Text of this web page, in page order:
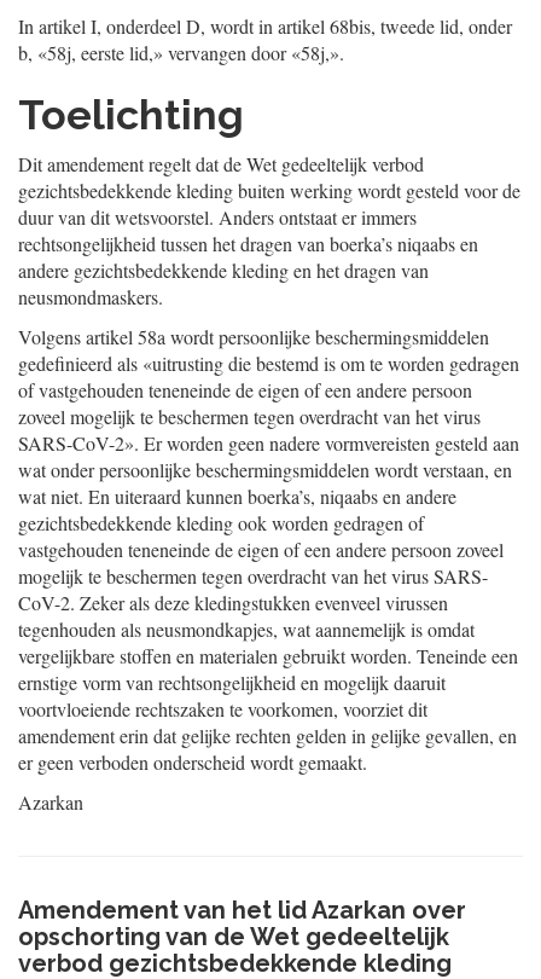
In artikel I, onderdeel D, wordt in artikel 68bis, tweede lid, onder
b, «58j, eerste lid,» vervangen door «58j,».
Toelichting
Dit amendement regelt dat de Wet gedeeltelijk verbod
gezichtsbedekkende kleding buiten werking wordt gesteld voor de
duur van dit wetsvoorstel. Anders ontstaat er immers
rechtsongelijkheid tussen het dragen van boerka’s niqaabs en
andere gezichtsbedekkende kleding en het dragen van
neusmondmaskers.
Volgens artikel 58a wordt persoonlijke beschermingsmiddelen
gedefinieerd als «uitrusting die bestemd is om te worden gedragen
of vastgehouden teneneinde de eigen of een andere persoon
zoveel mogelijk te beschermen tegen overdracht van het virus
SARS-CoV-2». Er worden geen nadere vormvereisten gesteld aan
wat onder persoonlijke beschermingsmiddelen wordt verstaan, en
wat niet. En uiteraard kunnen boerka’s, niqaabs en andere
gezichtsbedekkende kleding ook worden gedragen of
vastgehouden teneneinde de eigen of een andere persoon zoveel
mogelijk te beschermen tegen overdracht van het virus SARS-
CoV-2. Zeker als deze kledingstukken evenveel virussen
tegenhouden als neusmondkapjes, wat aannemelijk is omdat
vergelijkbare stoffen en materialen gebruikt worden. Teneinde een
ernstige vorm van rechtsongelijkheid en mogelijk daaruit
voortvloeiende rechtszaken te voorkomen, voorziet dit
amendement erin dat gelijke rechten gelden in gelijke gevallen, en
er geen verboden onderscheid wordt gemaakt.
Azarkan
Amendement van het lid Azarkan over
opschorting van de Wet gedeeltelijk
verbod gezichtsbedekkende kleding